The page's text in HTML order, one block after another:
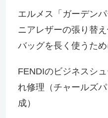
エルメス「ガーデン
ニアレザーの張り替
バッグを長く使うため
FENDIのビジネスシ
れ修理（チャールズ
成）